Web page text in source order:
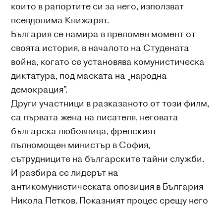
които в рапортите си за него, използват
псевдонима Книжарят.
България се намира в преломен момент от
своята история, в началото на Студената
война, когато се установява комунистическа
диктатура, под маската на „народна
демокрация”.
Други участници в разказаното от този филм,
са първата жена на писателя, неговата
българска любовница, френският
пълномощен министър в София,
сътрудниците на българските тайни служби.
И разбира се лидерът на
антикомунистическата опозиция в България
Никола Петков. Показният процес срещу него